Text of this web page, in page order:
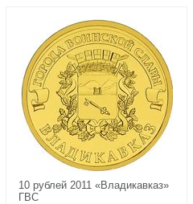
10 рублей 2011 «Владикавказ»
ГВС